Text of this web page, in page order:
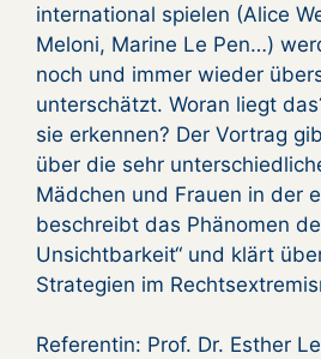
international spielen (Alice
Meloni, Marine Le Pen…)
noch und immer wieder
unterschätzt. Woran liegt
sie erkennen? Der Vortrag
über die sehr
Mädchen und Frauen in der
beschreibt das Phänomen
Unsichtbarkeit“ und klärt
Strategien im
Referentin: Prof. Dr. Esther